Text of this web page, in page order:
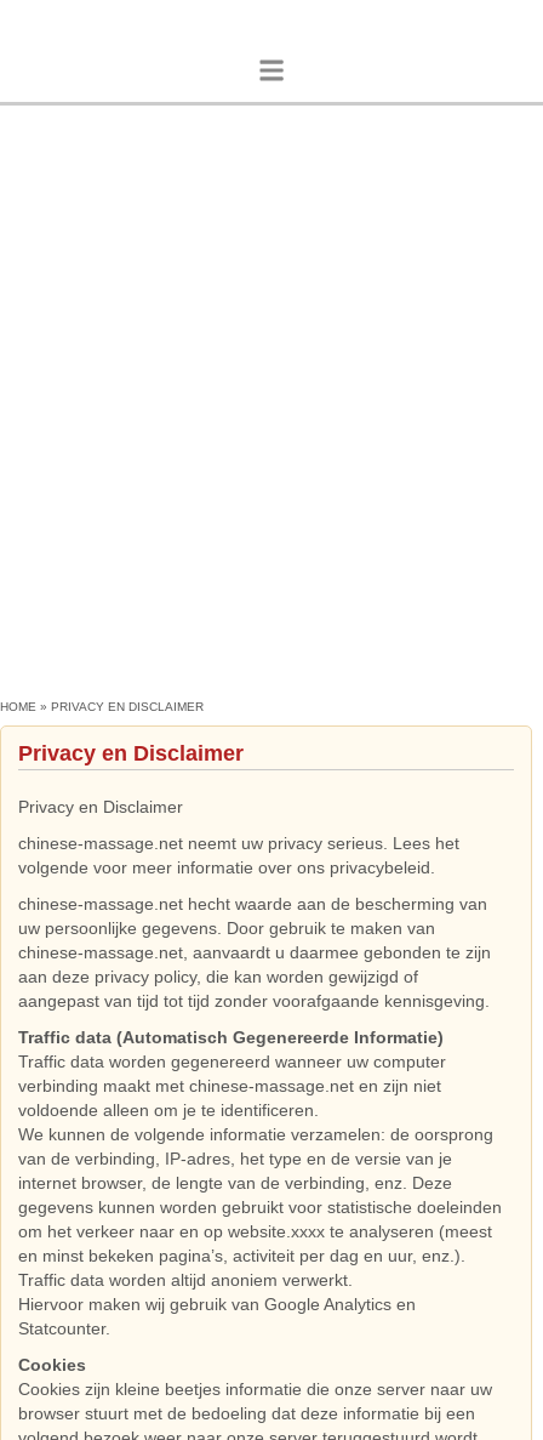
HOME » PRIVACY EN DISCLAIMER
Privacy en Disclaimer
Privacy en Disclaimer
chinese-massage.net neemt uw privacy serieus. Lees het
volgende voor meer informatie over ons privacybeleid.
chinese-massage.net hecht waarde aan de bescherming van
uw persoonlijke gegevens. Door gebruik te maken van
chinese-massage.net, aanvaardt u daarmee gebonden te zijn
aan deze privacy policy, die kan worden gewijzigd of
aangepast van tijd tot tijd zonder voorafgaande kennisgeving.
Traffic data (Automatisch Gegenereerde Informatie)
Traffic data worden gegenereerd wanneer uw computer
verbinding maakt met chinese-massage.net en zijn niet
voldoende alleen om je te identificeren.
We kunnen de volgende informatie verzamelen: de oorsprong
van de verbinding, IP-adres, het type en de versie van je
internet browser, de lengte van de verbinding, enz. Deze
gegevens kunnen worden gebruikt voor statistische doeleinden
om het verkeer naar en op website.xxxx te analyseren (meest
en minst bekeken pagina’s, activiteit per dag en uur, enz.).
Traffic data worden altijd anoniem verwerkt.
Hiervoor maken wij gebruik van Google Analytics en
Statcounter.
Cookies
Cookies zijn kleine beetjes informatie die onze server naar uw
browser stuurt met de bedoeling dat deze informatie bij een